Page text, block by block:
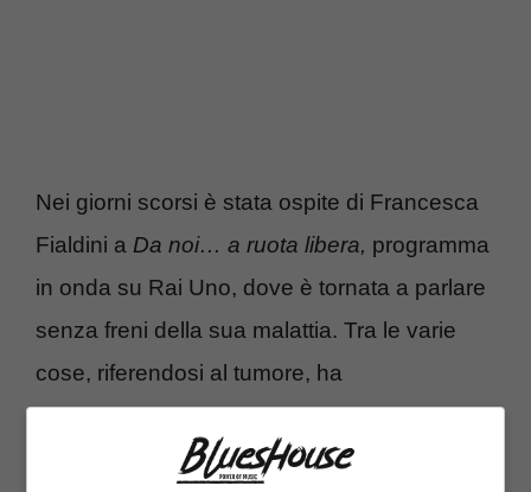
Nei giorni scorsi è stata ospite di Francesca
Fialdini a Da noi… a ruota libera, programma
in onda su Rai Uno, dove è tornata a parlare
senza freni della sua malattia. Tra le varie
cose, riferendosi al tumore, ha
detto:“All’intruso dico: ‘Hai sbagliato
io ti combatterò fino alla fine. La